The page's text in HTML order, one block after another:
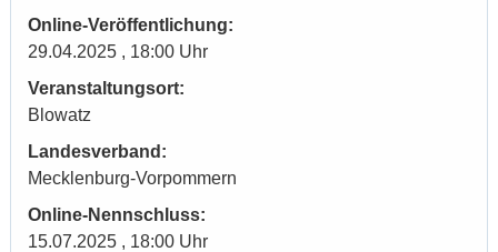
Online-Veröffentlichung:
29.04.2025 , 18:00 Uhr
Veranstaltungsort:
Blowatz
Landesverband:
Mecklenburg-Vorpommern
Online-Nennschluss:
15.07.2025 , 18:00 Uhr